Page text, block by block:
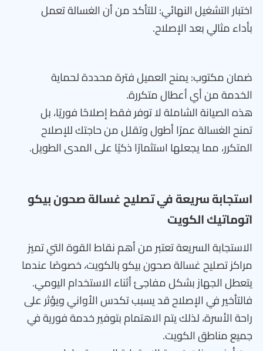
اختبار التشغيل النهائي: للتأكد من أن الغسالة تعمل
بأداء مثالي بعد الإصلاح.
ضمان مكتوب: يمنح العميل فترة محددة لحماية
الخدمة من أي أعطال متكررة.
هذه الصيانة الشاملة لا توفر فقط إصلاحًا فوريًا، بل
تمنح الغسالة عمرًا أطول وتقلل من حاجتك للإصلاح
المتكرر، مما يجعلها استثمارًا ذكيًا على المدى الطويل.
استجابة سريعة في تصليح غسالة صحون بيكو
اتوماتيك الكويت
الاستجابة السريعة تعتبر من أهم نقاط القوة التي تميز
مراكز تصليح غسالة صحون بيكو بالكويت، خصوصًا عندما
يتعطل الجهاز بشكل مفاجئ أثناء الاستخدام اليومي.
فالتأخير في الإصلاح قد يسبب تكدس الأواني ويؤثر على
راحة الأسرة، لذلك يتم الاهتمام بتوفير خدمة فورية في
جميع مناطق الكويت.